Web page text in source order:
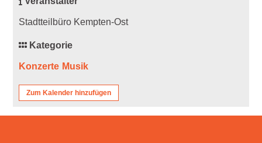
Stadtteilbüro Kempten-Ost
Kategorie
Konzerte Musik
Zum Kalender hinzufügen